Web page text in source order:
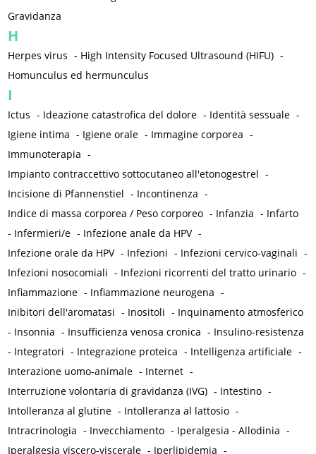
Gravidanza
H
Herpes virus - High Intensity Focused Ultrasound (HIFU) -
Homunculus ed hermunculus
I
Ictus - Ideazione catastrofica del dolore - Identità sessuale -
Igiene intima - Igiene orale - Immagine corporea -
Immunoterapia -
Impianto contraccettivo sottocutaneo all'etonogestrel -
Incisione di Pfannenstiel - Incontinenza -
Indice di massa corporea / Peso corporeo - Infanzia - Infarto
- Infermieri/e - Infezione anale da HPV -
Infezione orale da HPV - Infezioni - Infezioni cervico-vaginali -
Infezioni nosocomiali - Infezioni ricorrenti del tratto urinario -
Infiammazione - Infiammazione neurogena -
Inibitori dell'aromatasi - Inositoli - Inquinamento atmosferico
- Insonnia - Insufficienza venosa cronica - Insulino-resistenza
- Integratori - Integrazione proteica - Intelligenza artificiale -
Interazione uomo-animale - Internet -
Interruzione volontaria di gravidanza (IVG) - Intestino -
Intolleranza al glutine - Intolleranza al lattosio -
Intracrinologia - Invecchiamento - Iperalgesia - Allodinia -
Iperalgesia viscero-viscerale - Iperlipidemia -